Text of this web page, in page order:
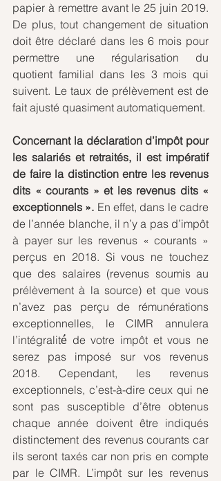
papier à remettre avant le 25 juin 2019.
De plus, tout changement de situation
doit être déclaré dans les 6 mois pour
permettre une régularisation du
quotient familial dans les 3 mois qui
suivent. Le taux de prélèvement est de
fait ajusté quasiment automatiquement.
Concernant la déclaration d’impôt pour
les salariés et retraités, il est impératif
de faire la distinction entre les revenus
dits « courants » et les revenus dits «
exceptionnels ». En effet, dans le cadre
de l’année blanche, il n’y a pas d’impôt
à payer sur les revenus « courants »
perçus en 2018. Si vous ne touchez
que des salaires (revenus soumis au
prélèvement à la source) et que vous
n’avez pas perçu de rémunérations
exceptionnelles, le CIMR annulera
l’intégralité́ de votre impôt et vous ne
serez pas imposé sur vos revenus
2018. Cependant, les revenus
exceptionnels, c’est-à-dire ceux qui ne
sont pas susceptible d’être obtenus
chaque année doivent être indiqués
distinctement des revenus courants car
ils seront taxés car non pris en compte
par le CIMR. L’impôt sur les revenus